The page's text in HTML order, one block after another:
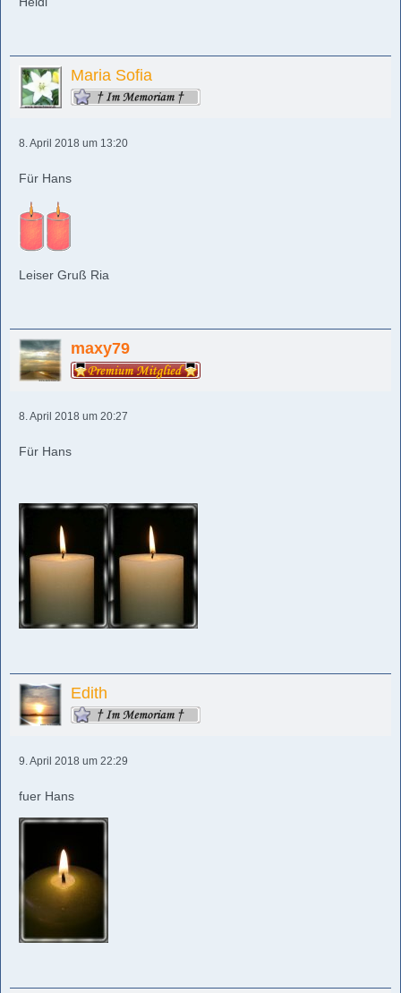
Maria Sofia
8. April 2018 um 13:20
Für Hans
Leiser Gruß Ria
maxy79
8. April 2018 um 20:27
Für Hans
Edith
9. April 2018 um 22:29
fuer Hans